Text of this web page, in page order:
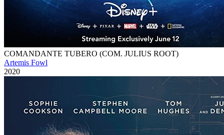
COMANDANTE TUBERO (COM. JULIUS ROOT)
Artemis Fowl
2020